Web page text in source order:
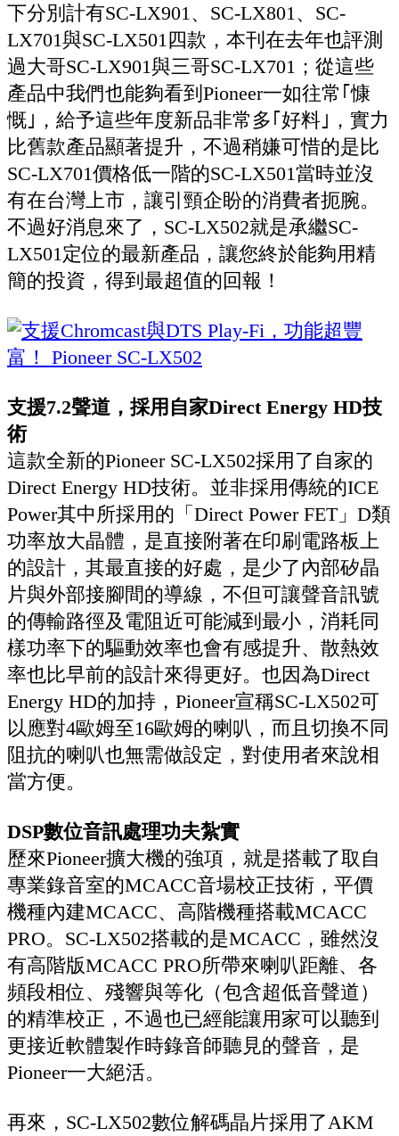
下分別計有SC-LX901、SC-LX801、SC-
LX701與SC-LX501四款，本刊在去年也評測
過大哥SC-LX901與三哥SC-LX701；從這些
產品中我們也能夠看到Pioneer一如往常｢慷
慨｣，給予這些年度新品非常多｢好料｣，實力
比舊款產品顯著提升，不過稍嫌可惜的是比
SC-LX701價格低一階的SC-LX501當時並沒
有在台灣上市，讓引頸企盼的消費者扼腕。
不過好消息來了，SC-LX502就是承繼SC-
LX501定位的最新產品，讓您終於能夠用精
簡的投資，得到最超值的回報！
支援7.2聲道，採用自家Direct Energy HD技
術
這款全新的Pioneer SC-LX502採用了自家的
Direct Energy HD技術。並非採用傳統的ICE
Power其中所採用的「Direct Power FET」D類
功率放大晶體，是直接附著在印刷電路板上
的設計，其最直接的好處，是少了內部矽晶
片與外部接腳間的導線，不但可讓聲音訊號
的傳輸路徑及電阻近可能減到最小，消耗同
樣功率下的驅動效率也會有感提升、散熱效
率也比早前的設計來得更好。也因為Direct
Energy HD的加持，Pioneer宣稱SC-LX502可
以應對4歐姆至16歐姆的喇叭，而且切換不同
阻抗的喇叭也無需做設定，對使用者來說相
當方便。
DSP數位音訊處理功夫紮實
歷來Pioneer擴大機的強項，就是搭載了取自
專業錄音室的MCACC音場校正技術，平價
機種內建MCACC、高階機種搭載MCACC
PRO。SC-LX502搭載的是MCACC，雖然沒
有高階版MCACC PRO所帶來喇叭距離、各
頻段相位、殘響與等化（包含超低音聲道）
的精準校正，不過也已經能讓用家可以聽到
更接近軟體製作時錄音師聽見的聲音，是
Pioneer一大絕活。
再來，SC-LX502數位解碼晶片採用了AKM